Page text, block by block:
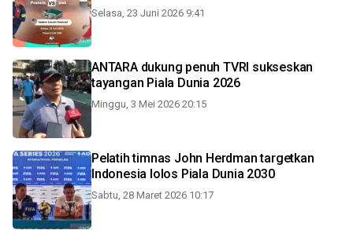
Selasa, 23 Juni 2026 9:41
ANTARA dukung penuh TVRI sukseskan
tayangan Piala Dunia 2026
Minggu, 3 Mei 2026 20:15
Pelatih timnas John Herdman targetkan
Indonesia lolos Piala Dunia 2030
Sabtu, 28 Maret 2026 10:17